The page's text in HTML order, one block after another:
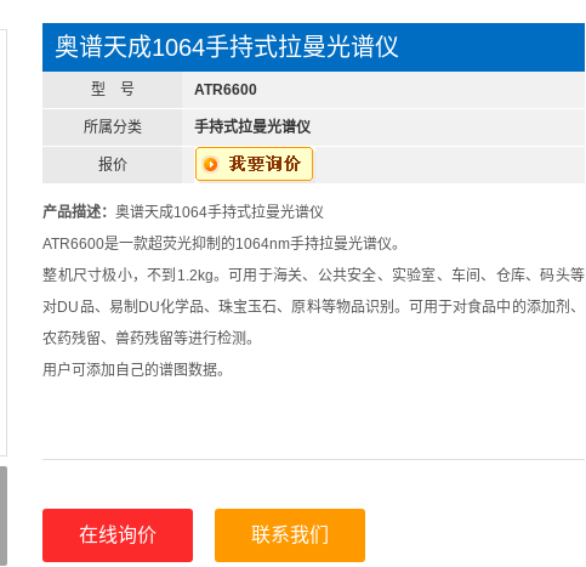
奥谱天成1064手持式拉曼光谱仪
型 号 ATR6600
所属分类 手持式拉曼光谱仪
报价
产品描述：奥谱天成1064手持式拉曼光谱仪
ATR6600是一款超荧光抑制的1064nm手持拉曼光谱仪。
整机尺寸极小，不到1.2kg。可用于海关、公共安全、实验室、车间、仓库、码头等
对DU品、易制DU化学品、珠宝玉石、原料等物品识别。可用于对食品中的添加剂、
农药残留、兽药残留等进行检测。
用户可添加自己的谱图数据。
在线询价 联系我们